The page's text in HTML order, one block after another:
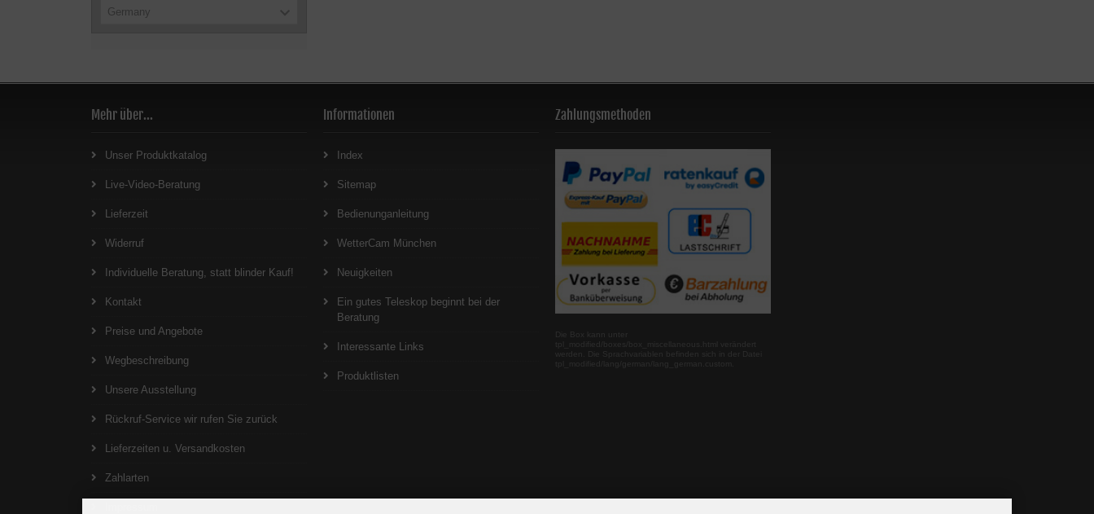
Germany
Mehr über...
Unser Produktkatalog
Live-Video-Beratung
Lieferzeit
Widerruf
Individuelle Beratung, statt blinder Kauf!
Kontakt
Preise und Angebote
Wegbeschreibung
Unsere Ausstellung
Rückruf-Service wir rufen Sie zurück
Lieferzeiten u. Versandkosten
Zahlarten
Informationen
Index
Sitemap
Bedienunganleitung
WetterCam München
Neuigkeiten
Ein gutes Teleskop beginnt bei der
Beratung
Interessante Links
Produktlisten
Zahlungsmethoden
Die Box kann unter
tpl_modified/boxes/box_miscellaneous.html verändert
werden. Die Sprachvariablen befinden sich in der Datei